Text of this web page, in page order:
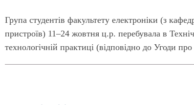
Група студентів факультету електроніки (з
пристроїв) 11–24 жовтня ц.р. перебувала в
технологічній практиці (відповідно до Угоди